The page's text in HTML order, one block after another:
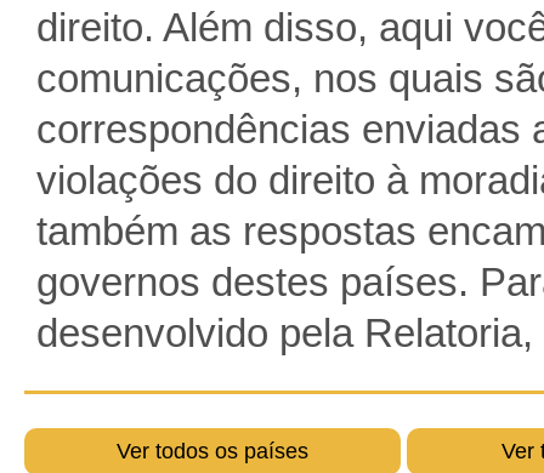
direito. Além disso, aqui
comunicações, nos quais
correspondências enviadas
violações do direito à
também as respostas
governos destes países.
desenvolvido pela
Ver todos os países Ver